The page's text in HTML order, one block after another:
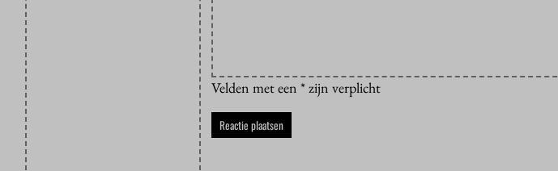
Velden met een * zijn verplicht